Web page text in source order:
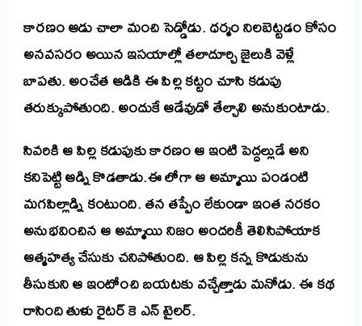
కారణం ఆడు చాలా మంచి సెడ్డోడు. ధర్మం నిలబెట్టడం కోసం
అనవసరం అయిన ఇసయాల్లో తలాదూర్చి జైలుకి వెళ్లే
బాపతు. అంచేత ఆడికి ఈ పిల్ల కట్టం చూసి కడుపు
తరుక్కుపోతుంది. అందుకే ఆడేవుడో తేల్చాలి అనుకుంటాడు.
సివరికి ఆ పిల్ల కడుపుకు కారణం ఆ ఇంటి పెద్దల్లుడే అని
కనిపెట్టి ఆడ్ని కొడతాడు.ఈ లోగా ఆ అమ్మాయి పండంటి
మగపిల్లాడ్ని కంటుంది. తన తప్పేం లేకుండా ఇంత నరకం
అనుభవించిన ఆ అమ్మాయి నిజం అందరికీ తెలిసిపోయాక
ఆత్మహత్య చేసుకు చనిపోతుంది. ఆ పిల్ల కన్న కొడుకును
తీసుకుని ఆ ఇంటోంచి బయటకు వచ్చేత్తాడు మనోడు. ఈ కథ
రాసింది తుళు రైటర్ కె ఎన్ టైలర్.